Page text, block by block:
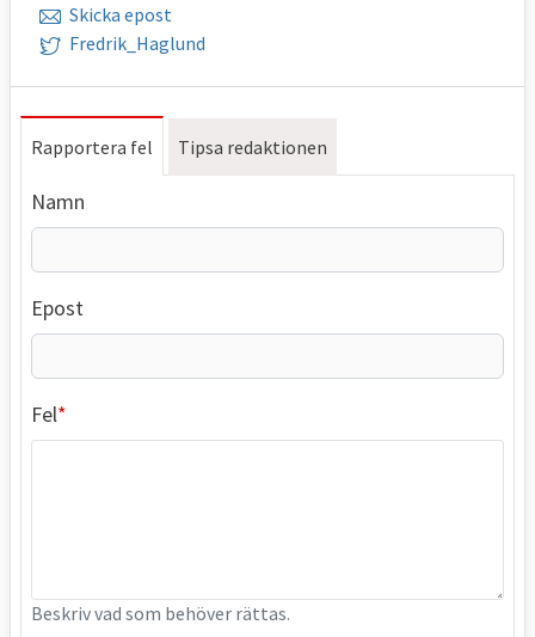
Skicka epost
Fredrik_Haglund
Rapportera fel Tipsa redaktionen
Namn
Epost
Fel
Beskriv vad som behöver rättas.